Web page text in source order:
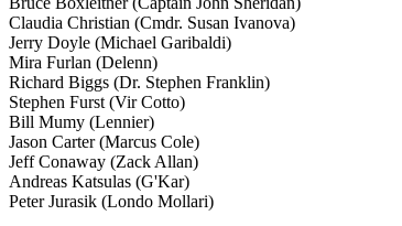
Claudia Christian (Cmdr. Susan Ivanova)
Jerry Doyle (Michael Garibaldi)
Mira Furlan (Delenn)
Richard Biggs (Dr. Stephen Franklin)
Stephen Furst (Vir Cotto)
Bill Mumy (Lennier)
Jason Carter (Marcus Cole)
Jeff Conaway (Zack Allan)
Andreas Katsulas (G'Kar)
Peter Jurasik (Londo Mollari)